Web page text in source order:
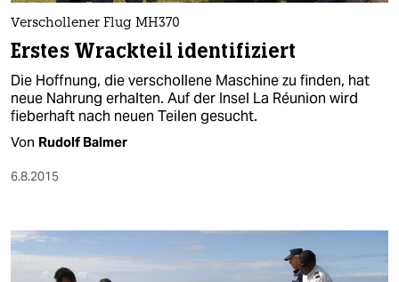
Verschollener Flug MH370
Erstes Wrackteil identifiziert
Die Hoffnung, die verschollene Maschine zu finden, hat
neue Nahrung erhalten. Auf der Insel La Réunion wird
fieberhaft nach neuen Teilen gesucht.
Von Rudolf Balmer
6.8.2015